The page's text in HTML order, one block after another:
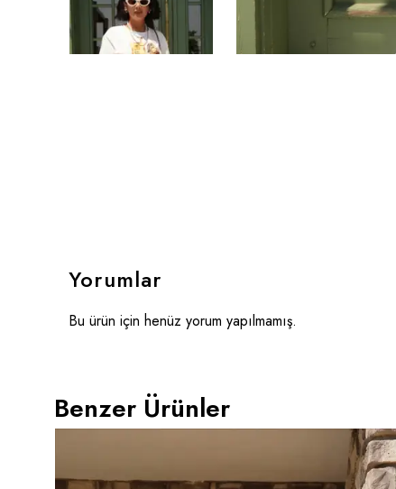
Yorumlar
Bu ürün için henüz yorum yapılmamış.
Benzer Ürünler